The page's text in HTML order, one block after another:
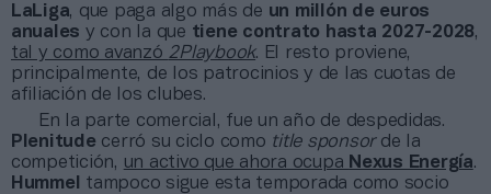
LaLiga, que paga algo más de un millón de euros
anuales y con la que tiene contrato hasta 2027-2028,
tal y como avanzó 2Playbook. El resto proviene,
principalmente, de los patrocinios y de las cuotas de
afiliación de los clubes.
En la parte comercial, fue un año de despedidas.
Plenitude cerró su ciclo como title sponsorde la
competición, un activo que ahora ocupa Nexus Energía.
Hummel
tampoco sigue esta temporada como socio